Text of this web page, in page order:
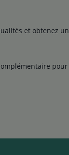
et obtenez
pour